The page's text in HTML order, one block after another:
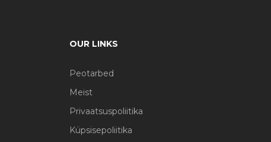
OUR LINKS
Peotarbed
Meist
Privaatsuspoliitika
Küpsisepoliitika